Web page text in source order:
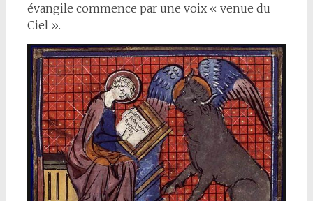
évangile commence par une voix « venue du
Ciel ».